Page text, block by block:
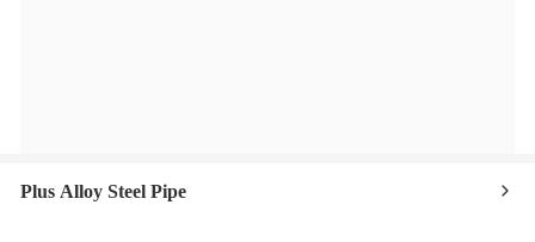
Plus Alloy Steel Pipe